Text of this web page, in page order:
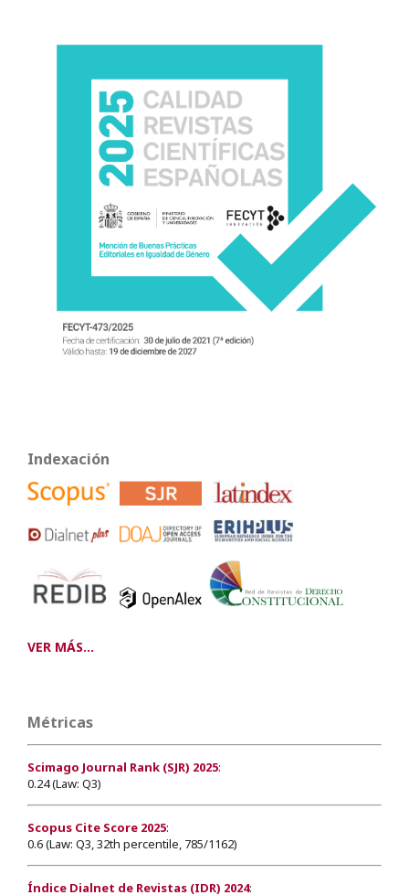
Indexación
VER MÁS...
Métricas
Scimago Journal Rank (SJR) 2025:
0.24 (Law: Q3)
Scopus Cite Score 2025:
0.6 (Law: Q3, 32th percentile, 785/1162)
Índice Dialnet de Revistas (IDR) 2024: